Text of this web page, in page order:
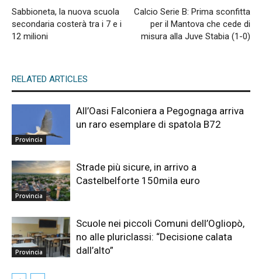
Sabbioneta, la nuova scuola
secondaria costerà tra i 7 e i
12 milioni
Calcio Serie B: Prima sconfitta
per il Mantova che cede di
misura alla Juve Stabia (1-0)
RELATED ARTICLES
Provincia
All’Oasi Falconiera a Pegognaga arriva
un raro esemplare di spatola B72
Provincia
Strade più sicure, in arrivo a
Castelbelforte 150mila euro
Provincia
Scuole nei piccoli Comuni dell’Ogliopò,
no alle pluriclassi: “Decisione calata
dall’alto”